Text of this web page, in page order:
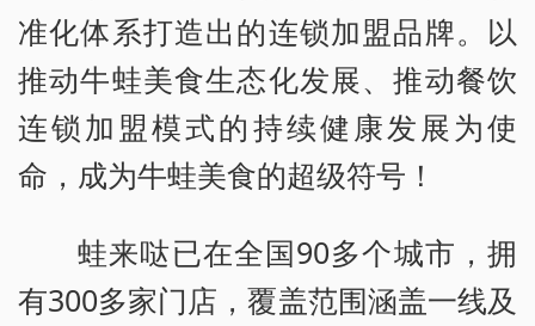
准化体系打造出的连锁加盟品牌。以
推动牛蛙美食生态化发展、推动餐饮
连锁加盟模式的持续健康发展为使
命，成为牛蛙美食的超级符号！
蛙来哒已在全国90多个城市，拥
有300多家门店，覆盖范围涵盖一线及